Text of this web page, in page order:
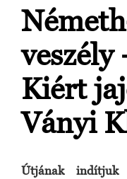
veszély
Kiért
Ványi
Útjának indítjuk